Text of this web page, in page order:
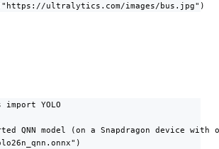
ultralytics.com/images/bus.jpg")
YOLO
QNN model (on a Snapdragon device with